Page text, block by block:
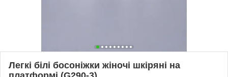
Легкі білі босоніжки жіночі шкіряні на